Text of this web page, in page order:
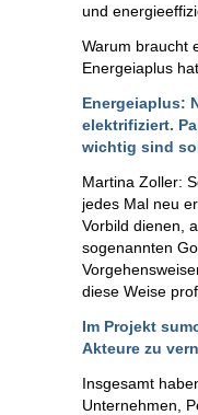
und
Warum braucht
Energeiaplus
Energeiaplus:
elektrifiziert.
wichtig sind
Martina Zoller:
jedes Mal neu
Vorbild dienen,
sogenannten
diese Weise
Im Projekt
Akteure zu
Insgesamt
Unternehmen,